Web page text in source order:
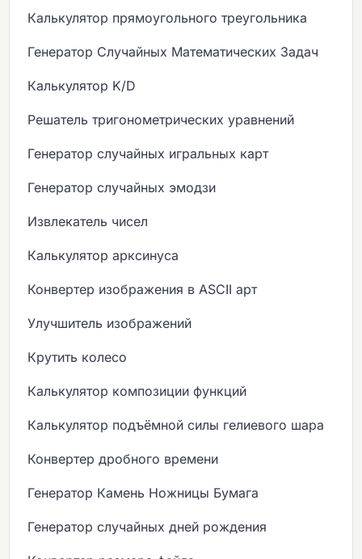
Калькулятор прямоугольного треугольника
Генератор Случайных Математических Задач
Калькулятор K/D
Решатель тригонометрических уравнений
Генератор случайных игральных карт
Генератор случайных эмодзи
Извлекатель чисел
Калькулятор арксинуса
Конвертер изображения в ASCII арт
Улучшитель изображений
Крутить колесо
Калькулятор композиции функций
Калькулятор подъёмной силы гелиевого шара
Конвертер дробного времени
Генератор Камень Ножницы Бумага
Генератор случайных дней рождения